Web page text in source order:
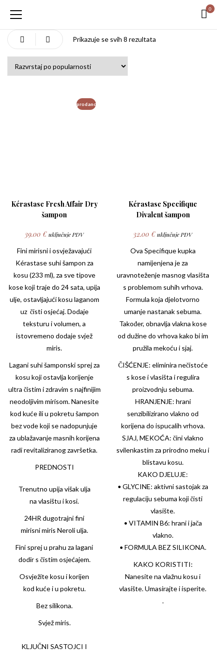
0
Prikazuje se svih 8 rezultata
prodano
Kérastase Fresh Affair Dry
šampon
39.00 € uključuje PDV
Fini mirisni i osvježavajući
Kérastasesuhi šampon za
kosu (233 ml), za sve tipove
kose koji traje do 24 sata, upija
ulje, ostavljajući kosu laganom
uz čisti osjećaj. Dodaje
teksturu i volumen, a
istovremeno dodaje svjež
miris.
Lagani suhi šamponski sprej za
kosu koji ostavlja korijenje
ultra čistim i zdravim s najfinijim
neodoljivim mirisom. Nanesite
kod kuće ili u pokretu šampon
bez vode koji se nadopunjuje
za ublažavanje masnih korijena
radi revitaliziranog završetka.
PREDNOSTI
Trenutno upija višak ulja
na vlasištu i kosi.
24HR dugotrajni fini
mirisni miris Neroli ulja.
Fini sprej u prahu za lagani
dodir s čistim osjećajem.
Osvježite kosu i korijen
kod kuće i u pokretu.
Bez silikona.
Svjež miris.
KLJUČNI SASTOJCI I
Kérastase Specifique
Divalent šampon
32.00 € uključuje PDV
Ova Specifiquekupka
namijenjena je za
uravnoteženje masnog vlasišta
s problemom suhih vrhova.
Formula koja djelotvorno
umanje nastanak sebuma.
Također, obnavlja vlakna kose
od dužine do vrhova kako bi im
pružila mekoću i sjaj.
ČIŠĆENJE: eliminira nečistoće
s kose i vlasišta i regulira
proizvodnju sebuma.
HRANJENJE: hrani
senzibilizirano vlakno od
korijena do ispucalih vrhova.
SJAJ, MEKOĆA: čini vlakno
svilenkastim za prirodno meku i
blistavu kosu.
KAKO DJELUJE:
• GLYCINE: aktivni sastojak za
regulaciju sebuma koji čisti
vlasište.
• VITAMIN B6: hrani i jača
vlakno.
• FORMULA BEZ SILIKONA.
KAKO KORISTITI:
Nanesite na vlažnu kosu i
vlasište. Umasirajte i isperite.
.